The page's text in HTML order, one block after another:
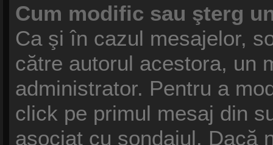
Cum modific sau şterg
Ca şi în cazul mesajelor,
către autorul acestora, un
administrator. Pentru a
click pe primul mesaj din
asociat cu sondajul. Dacă